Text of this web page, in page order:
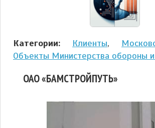
Категории: Клиенты,
Объекты Министерства обороны
ОАО «БАМСТРОЙПУТЬ»